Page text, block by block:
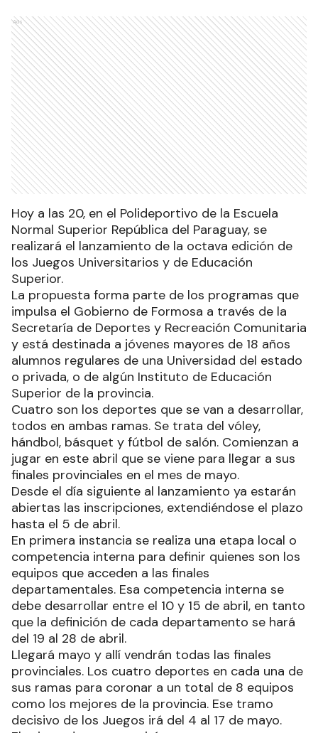
Ads
Hoy a las 20, en el Polideportivo de la Escuela
Normal Superior República del Paraguay, se
realizará el lanzamiento de la octava edición de
los Juegos Universitarios y de Educación
Superior.
La propuesta forma parte de los programas que
impulsa el Gobierno de Formosa a través de la
Secretaría de Deportes y Recreación Comunitaria
y está destinada a jóvenes mayores de 18 años
alumnos regulares de una Universidad del estado
o privada, o de algún Instituto de Educación
Superior de la provincia.
Cuatro son los deportes que se van a desarrollar,
todos en ambas ramas. Se trata del vóley,
hándbol, básquet y fútbol de salón. Comienzan a
jugar en este abril que se viene para llegar a sus
finales provinciales en el mes de mayo.
Desde el día siguiente al lanzamiento ya estarán
abiertas las inscripciones, extendiéndose el plazo
hasta el 5 de abril.
En primera instancia se realiza una etapa local o
competencia interna para definir quienes son los
equipos que acceden a las finales
departamentales. Esa competencia interna se
debe desarrollar entre el 10 y 15 de abril, en tanto
que la definición de cada departamento se hará
del 19 al 28 de abril.
Llegará mayo y allí vendrán todas las finales
provinciales. Los cuatro deportes en cada una de
sus ramas para coronar a un total de 8 equipos
como los mejores de la provincia. Ese tramo
decisivo de los Juegos irá del 4 al 17 de mayo.